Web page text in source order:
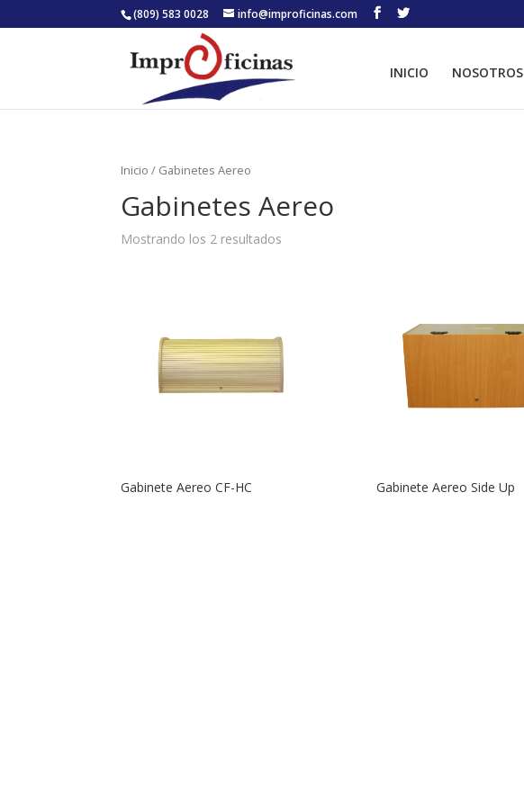
(809) 583 0028 info@improficinas.com
INICIO NOSOTROS
Inicio / Gabinetes Aereo
Gabinetes Aereo
Mostrando los 2 resultados
Gabinete Aereo CF-HC Gabinete Aereo Side Up